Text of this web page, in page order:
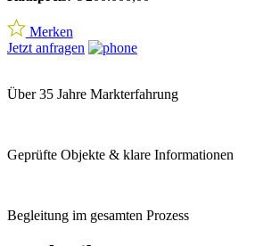
Merken
Jetzt anfragen
Über 35 Jahre Markterfahrung
Geprüfte Objekte & klare Informationen
Begleitung im gesamten Prozess